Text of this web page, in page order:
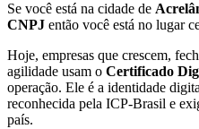
Se você está na cidade de
CNPJ então você está no lugar
Hoje, empresas que crescem,
agilidade usam o Certificado
operação. Ele é a identidade
reconhecida pela ICP-Brasil e
país.